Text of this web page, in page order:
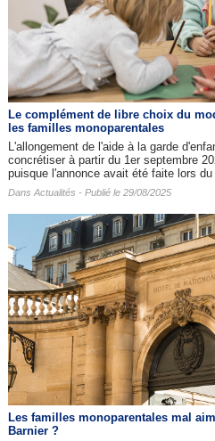
Le complément de libre choix du
les familles monoparentales
L'allongement de l'aide à la garde
concrétiser à partir du 1er septembre
puisque l'annonce avait été faite lors du
Dans Actualités - Publié le 29/08/2025
Les familles monoparentales mal
Barnier ?